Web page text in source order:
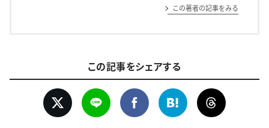
この著者の記事をみる
この記事をシェアする